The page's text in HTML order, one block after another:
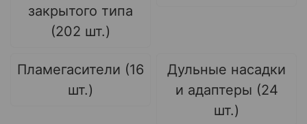
закрытого типа
(202 шт.)
Пламегасители (16
шт.)
Дульные насадки
и адаптеры (24
шт.)